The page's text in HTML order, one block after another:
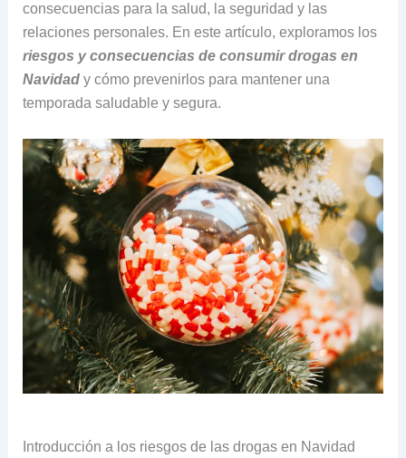
consecuencias para la salud, la seguridad y las
relaciones personales. En este artículo, exploramos los
riesgos y consecuencias de consumir drogas en
Navidad y cómo prevenirlos para mantener una
temporada saludable y segura.
Introducción a los riesgos de las drogas en Navidad